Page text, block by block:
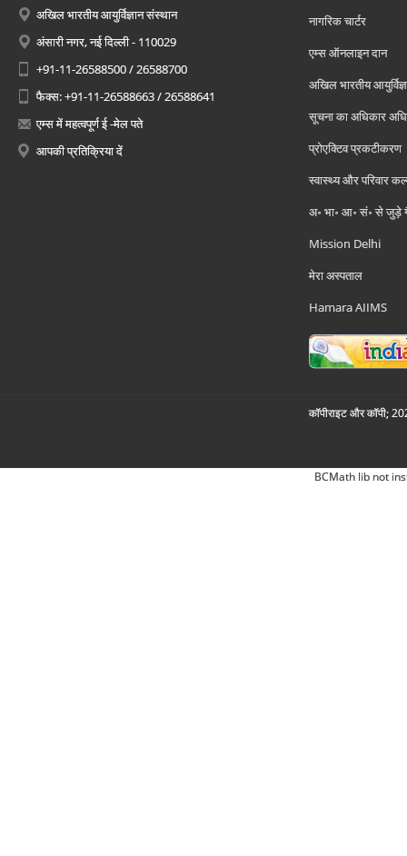
अखिल भारतीय आयुर्विज्ञान संस्थान
अंसारी नगर, नई दिल्ली - 110029
+91-11-26588500 / 26588700
फैक्स: +91-11-26588663 / 26588641
एम्स में महत्वपूर्ण ई -मेल पते
आपकी प्रतिक्रिया दें
नागरिक चार्टर
एम्स ऑनलाइन दान
अखिल भारतीय
सूचना का अधिकार
प्रोएक्टिव प्रकटीकरण
स्वास्थ्य और परिवार
अ॰ भा॰ आ॰ सं॰ से जुड़े
Mission Delhi
मेरा अस्पताल
Hamara AIIMS
कॉपीराइट और कॉपी;
BCMath lib not